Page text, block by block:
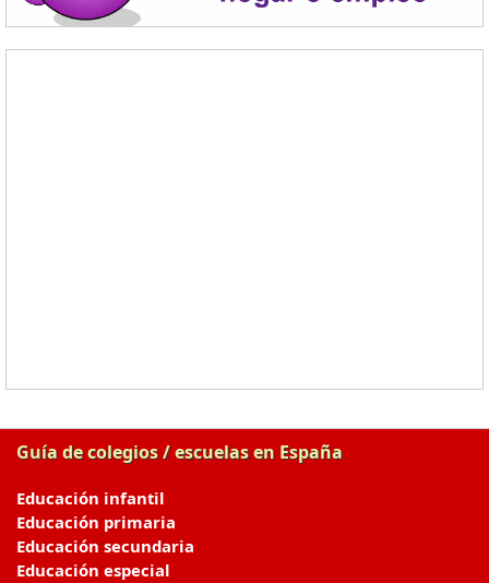
Guía de colegios / escuelas en España
Educación infantil
Educación primaria
Educación secundaria
Educación especial